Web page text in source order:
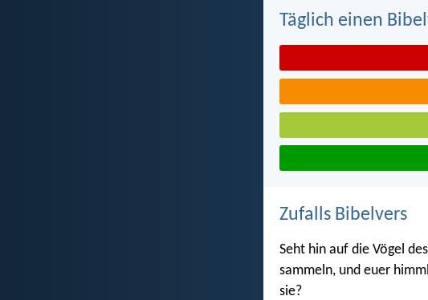
Täglich einen
Zufalls Bibelvers
Seht hin auf die Vögel
sammeln, und euer
sie?